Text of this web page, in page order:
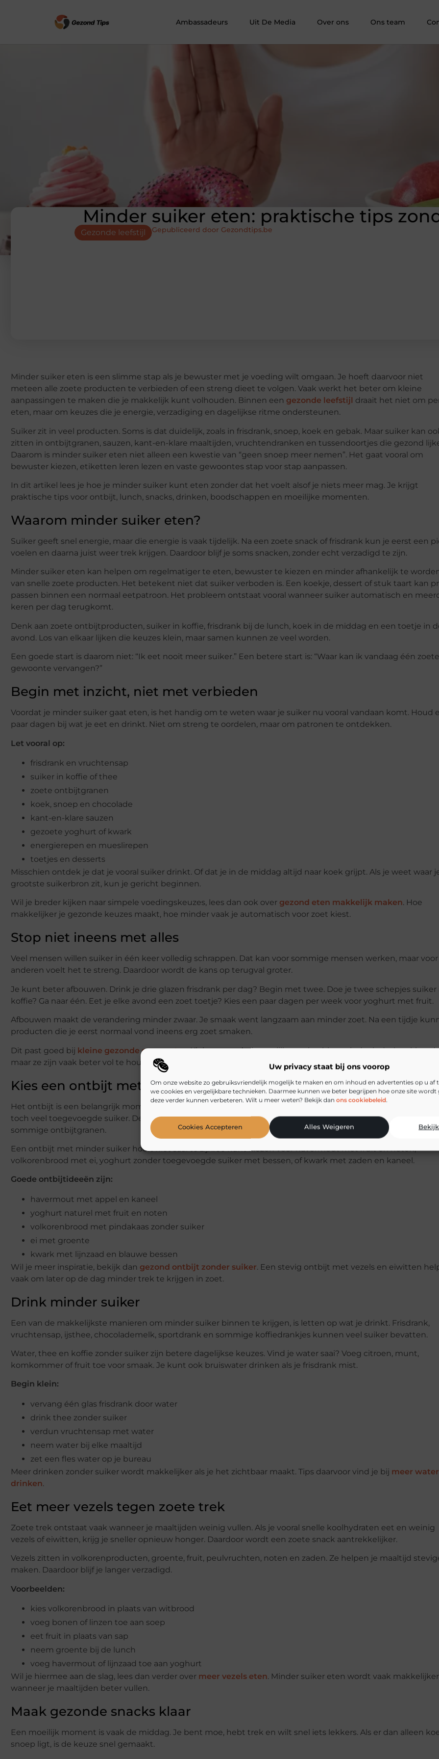
Uw privacy staat bij ons voorop
Om onze website zo gebruiksvriendelijk mogelijk te maken en om inhoud en advertenties op u af
we cookies en vergelijkbare technieken. Daarmee kunnen we beter begrijpen hoe onze site
deze verder kunnen verbeteren. Wilt u meer weten? Bekijk dan ons cookiebeleid.
Cookies Accepteren Alles Weigeren
Ambassadeurs Uit De Media Over ons Ons team
Minder suiker eten: praktische tips
Gezonde leefstijl Gepubliceerd door Gezondtips.be
Minder suiker eten is een slimme stap als je bewuster met je voeding wilt omgaan. Je hoeft daarvoor niet
meteen alle zoete producten te verbieden of een streng dieet te volgen. Vaak werkt het beter om kleine
aanpassingen te maken die je makkelijk kunt volhouden. Binnen een gezonde leefstijl draait het niet om
eten, maar om keuzes die je energie, verzadiging en dagelijkse ritme ondersteunen.
Suiker zit in veel producten. Soms is dat duidelijk, zoals in frisdrank, snoep, koek en gebak. Maar suiker kan
zitten in ontbijtgranen, sauzen, kant-en-klare maaltijden, vruchtendranken en tussendoortjes die gezond
Daarom is minder suiker eten niet alleen een kwestie van “geen snoep meer nemen”. Het gaat vooral om
bewuster kiezen, etiketten leren lezen en vaste gewoontes stap voor stap aanpassen.
In dit artikel lees je hoe je minder suiker kunt eten zonder dat het voelt alsof je niets meer mag. Je krijgt
praktische tips voor ontbijt, lunch, snacks, drinken, boodschappen en moeilijke momenten.
Waarom minder suiker eten?
Suiker geeft snel energie, maar die energie is vaak tijdelijk. Na een zoete snack of frisdrank kun je eerst een
voelen en daarna juist weer trek krijgen. Daardoor blijf je soms snacken, zonder echt verzadigd te zijn.
Minder suiker eten kan helpen om regelmatiger te eten, bewuster te kiezen en minder afhankelijk te
van snelle zoete producten. Het betekent niet dat suiker verboden is. Een koekje, dessert of stuk taart kan
passen binnen een normaal eetpatroon. Het probleem ontstaat vooral wanneer suiker automatisch en
keren per dag terugkomt.
Denk aan zoete ontbijtproducten, suiker in koffie, frisdrank bij de lunch, koek in de middag en een toetje in
avond. Los van elkaar lijken die keuzes klein, maar samen kunnen ze veel worden.
Een goede start is daarom niet: “Ik eet nooit meer suiker.” Een betere start is: “Waar kan ik vandaag één zoete
gewoonte vervangen?”
Begin met inzicht, niet met verbieden
Voordat je minder suiker gaat eten, is het handig om te weten waar je suiker nu vooral vandaan komt. Houd
paar dagen bij wat je eet en drinkt. Niet om streng te oordelen, maar om patronen te ontdekken.
Let vooral op:
frisdrank en vruchtensap
suiker in koffie of thee
zoete ontbijtgranen
koek, snoep en chocolade
kant-en-klare sauzen
gezoete yoghurt of kwark
energierepen en mueslirepen
toetjes en desserts
Misschien ontdek je dat je vooral suiker drinkt. Of dat je in de middag altijd naar koek grijpt. Als je weet waar
grootste suikerbron zit, kun je gericht beginnen.
Wil je breder kijken naar simpele voedingskeuzes, lees dan ook over gezond eten makkelijk maken. Hoe
makkelijker je gezonde keuzes maakt, hoe minder vaak je automatisch voor zoet kiest.
Stop niet ineens met alles
Veel mensen willen suiker in één keer volledig schrappen. Dat kan voor sommige mensen werken, maar voor
anderen voelt het te streng. Daardoor wordt de kans op terugval groter.
Je kunt beter afbouwen. Drink je drie glazen frisdrank per dag? Begin met twee. Doe je twee schepjes suiker
koffie? Ga naar één. Eet je elke avond een zoet toetje? Kies een paar dagen per week voor yoghurt met fruit.
Afbouwen maakt de verandering minder zwaar. Je smaak went langzaam aan minder zoet. Na een tijdje
producten die je eerst normaal vond ineens erg zoet smaken.
Dit past goed bij kleine gezonde gewoontes. Kleine veranderingen lijken misschien minder indrukwekkend,
maar ze zijn vaak beter vol te houden dan grote regels.
Kies een ontbijt met minder suiker
Het ontbijt is een belangrijk moment om op suiker te letten. Veel ontbijtproducten lijken gezond, maar
toch veel toegevoegde suiker. Denk aan krokante muesli, ontbijtkoek, gezoete yoghurt, vruchtenyoghurt en
sommige ontbijtgranen.
Een ontbijt met minder suiker hoeft niet saai te zijn. Je kunt kiezen voor havermout met fruit en noten,
volkorenbrood met ei, yoghurt zonder toegevoegde suiker met bessen, of kwark met zaden en kaneel.
Goede ontbijtideeën zijn:
havermout met appel en kaneel
yoghurt naturel met fruit en noten
volkorenbrood met pindakaas zonder suiker
ei met groente
kwark met lijnzaad en blauwe bessen
Wil je meer inspiratie, bekijk dan gezond ontbijt zonder suiker. Een stevig ontbijt met vezels en eiwitten
vaak om later op de dag minder trek te krijgen in zoet.
Drink minder suiker
Een van de makkelijkste manieren om minder suiker binnen te krijgen, is letten op wat je drinkt. Frisdrank,
vruchtensap, ijsthee, chocolademelk, sportdrank en sommige koffiedrankjes kunnen veel suiker bevatten.
Water, thee en koffie zonder suiker zijn betere dagelijkse keuzes. Vind je water saai? Voeg citroen, munt,
komkommer of fruit toe voor smaak. Je kunt ook bruiswater drinken als je frisdrank mist.
Begin klein:
vervang één glas frisdrank door water
drink thee zonder suiker
verdun vruchtensap met water
neem water bij elke maaltijd
zet een fles water op je bureau
Meer drinken zonder suiker wordt makkelijker als je het zichtbaar maakt. Tips daarvoor vind je bij meer water
drinken.
Eet meer vezels tegen zoete trek
Zoete trek ontstaat vaak wanneer je maaltijden weinig vullen. Als je vooral snelle koolhydraten eet en weinig
vezels of eiwitten, krijg je sneller opnieuw honger. Daardoor wordt een zoete snack aantrekkelijker.
Vezels zitten in volkorenproducten, groente, fruit, peulvruchten, noten en zaden. Ze helpen je maaltijd
maken. Daardoor blijf je langer verzadigd.
Voorbeelden:
kies volkorenbrood in plaats van witbrood
voeg bonen of linzen toe aan soep
eet fruit in plaats van sap
neem groente bij de lunch
voeg havermout of lijnzaad toe aan yoghurt
Wil je hiermee aan de slag, lees dan verder over meer vezels eten. Minder suiker eten wordt vaak makkelijker
wanneer je maaltijden beter vullen.
Maak gezonde snacks klaar
Een moeilijk moment is vaak de middag. Je bent moe, hebt trek en wilt snel iets lekkers. Als er dan alleen
snoep ligt, is de keuze snel gemaakt.